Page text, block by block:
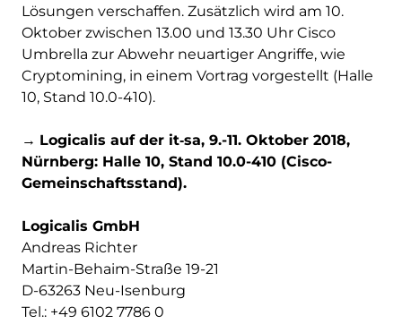
Lösungen verschaffen. Zusätzlich wird am 10.
Oktober zwischen 13.00 und 13.30 Uhr Cisco
Umbrella zur Abwehr neuartiger Angriffe, wie
Cryptomining, in einem Vortrag vorgestellt (Halle
10, Stand 10.0-410).
→ Logicalis auf der it‑sa, 9.-11. Oktober 2018,
Nürnberg: Halle 10, Stand 10.0-410 (Cisco-
Gemeinschaftsstand).
Logicalis GmbH
Andreas Richter
Martin-Behaim-Straße 19-21
D-63263 Neu-Isenburg
Tel.: +49 6102 7786 0